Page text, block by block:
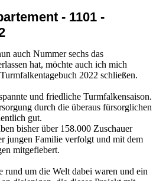
- 1101 -
auch Nummer sechs das
hat, möchte auch ich mich
2022 schließen.
und friedliche Turmfalkensaison.
durch die überaus fürsorglichen
gut.
bisher über 158.000 Zuschauer
jungen Familie verfolgt und mit dem
mitgefiebert.
rund um die Welt dabei waren und ein